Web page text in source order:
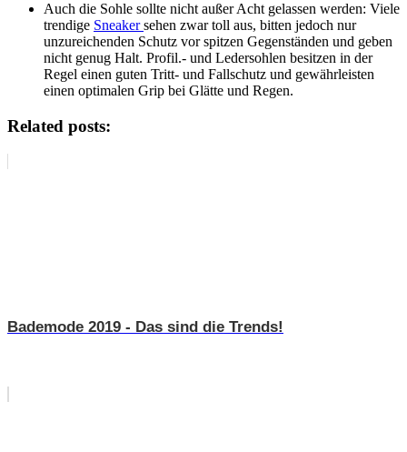
Auch die Sohle sollte nicht außer Acht gelassen werden: Viele
trendige Sneakersehen zwar toll aus, bitten jedoch nur
unzureichenden Schutz vor spitzen Gegenständen und geben
nicht genug Halt. Profil.- und Ledersohlen besitzen in der
Regel einen guten Tritt- und Fallschutz und gewährleisten
einen optimalen Grip bei Glätte und Regen.
Related posts:
Bademode 2019 - Das sind die Trends!